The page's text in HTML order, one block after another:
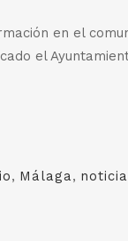
en el
el
, Málaga, noticia